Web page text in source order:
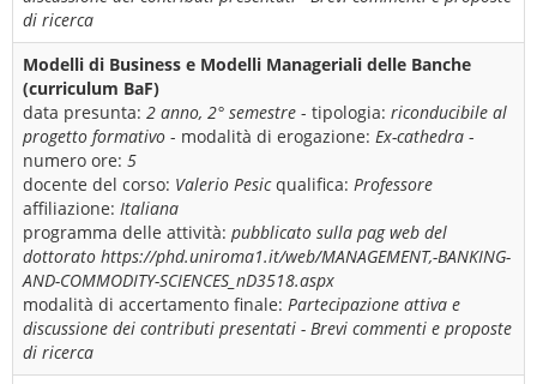
di ricerca
Modelli di Business e Modelli Manageriali delle Banche
(curriculum BaF)
data presunta: 2 anno, 2° semestre - tipologia: riconducibile al
progetto formativo - modalità di erogazione: Ex-cathedra -
numero ore: 5
docente del corso: Valerio Pesicqualifica: Professore
affiliazione: Italiana
programma delle attività: pubblicato sulla pag web del
dottorato https://phd.uniroma1.it/web/MANAGEMENT,-BANKING-
AND-COMMODITY-SCIENCES_nD3518.aspx
modalità di accertamento finale: Partecipazione attiva e
discussione dei contributi presentati - Brevi commenti e proposte
di ricerca